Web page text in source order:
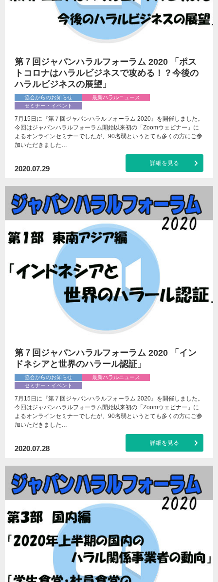
第７回ジャパンハラルフォーラム 2020 「ポス
トコロナはハラルビジネスで攻める！？今後の
ハラルビジネスの展望」
協会からのお知らせ
最新ハラルニュース
セミナー・イベント
7月15日に『第７回ジャパンハラルフォーラム 2020』を開催しました。
今回はジャパンハラルフォーラム開始以来初の「Zoomウェビナー」に
よるオンラインセミナーでしたが、90名弱というとても多くの方にご参
加いただきました…
2020.07.29
詳細を見る
第７回ジャパンハラルフォーラム 2020 「イン
ドネシアと世界のハラール認証」
協会からのお知らせ
最新ハラルニュース
セミナー・イベント
7月15日に『第７回ジャパンハラルフォーラム 2020』を開催しました。
今回はジャパンハラルフォーラム開始以来初の「Zoomウェビナー」に
よるオンラインセミナーでしたが、90名弱というとても多くの方にご参
加いただきました…
2020.07.28
詳細を見る